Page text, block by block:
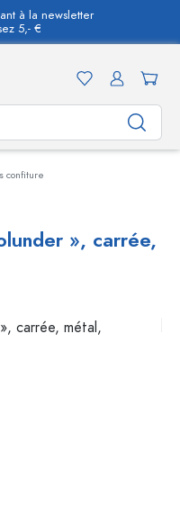
à la newsletter
5,- €
confiture
», carrée,